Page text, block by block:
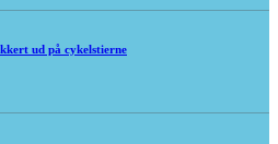
ud på cykelstierne